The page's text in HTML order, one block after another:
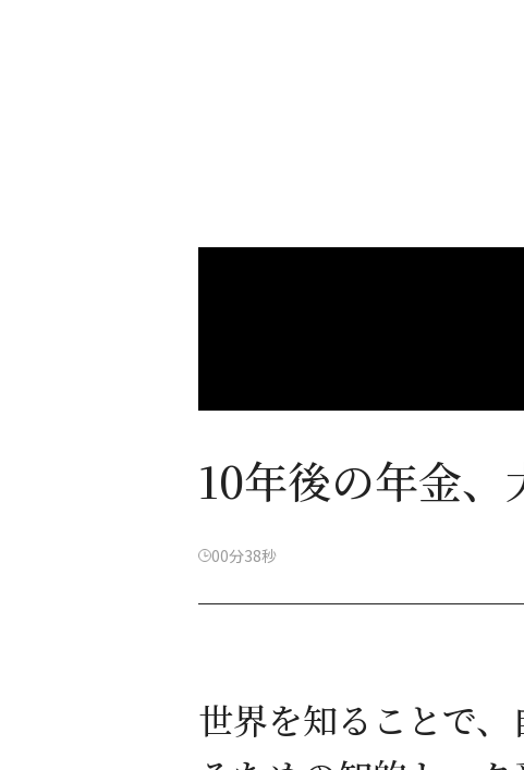
10年後の年金、
00分38秒
世界を知ることで